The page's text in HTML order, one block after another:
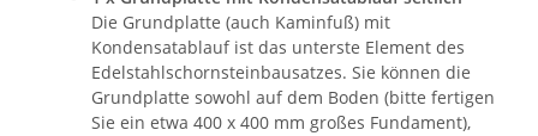
Die Grundplatte (auch Kaminfuß) mit
Kondensatablauf ist das unterste Element des
Edelstahlschornsteinbausatzes. Sie können die
Grundplatte sowohl auf dem Boden (bitte fertigen
Sie ein etwa 400 x 400 mm großes Fundament),